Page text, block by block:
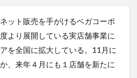
ット販売を手がけるベガコーポ
より展開している実店舗事業に
を全国に拡大している。11月に
、来年４月にも１店舗を新たに